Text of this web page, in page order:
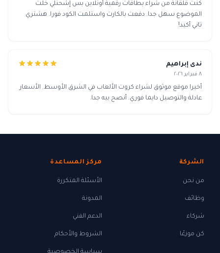
كنت قلقانة من شراء بطاقات رقمية أونلاين بس إشحنلي خلت
الموضوع سهل جدا. دفعت بالكارت واستلمت الكود فورا. هشتري
تاني أكيد!
ندى إبراهيم
٨ فبراير ٢٠٢٦
أخيرا موقع موثوق لشراء كروت الألعاب في الشرق الأوسط. الأسعار
عادلة والتوصيل دايما فوري. أنصح بيه جدا.
الشركة
من نحن
وظائف
شركاء
كن موزعًا
مركز المساعدة
الأسئلة المتكررة
المدونة
الدعم الفني
الشروط والأحكام